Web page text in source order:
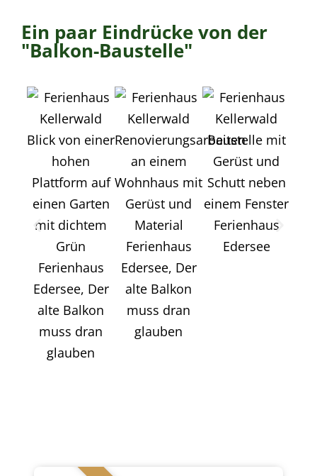
Ein paar Eindrücke von der
"Balkon-Baustelle"